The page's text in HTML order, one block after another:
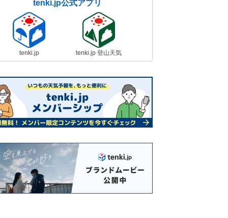
tenki.jp公式アプリ
tenki.jp tenki.jp 登山天気